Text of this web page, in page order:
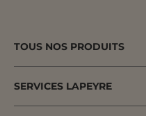
TOUS NOS PRODUITS
SERVICES LAPEYRE